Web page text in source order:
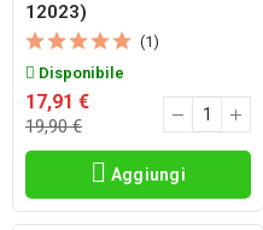
12023)
(1)
Disponibile
17,91 €
19,90 €
Aggiungi